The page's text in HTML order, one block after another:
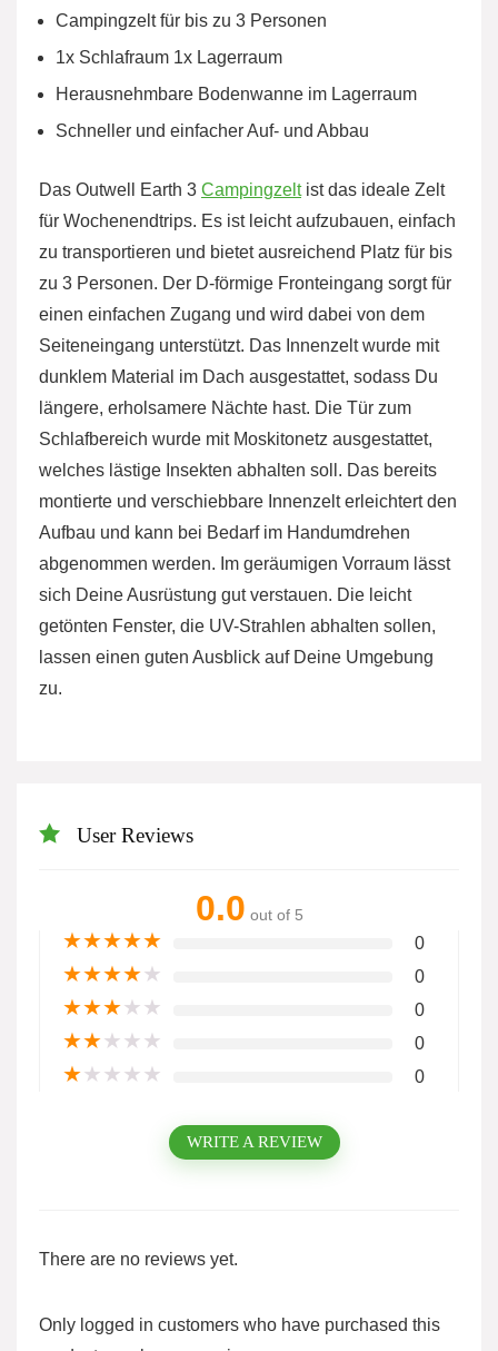
Campingzelt für bis zu 3 Personen
1x Schlafraum 1x Lagerraum
Herausnehmbare Bodenwanne im Lagerraum
Schneller und einfacher Auf- und Abbau
Das Outwell Earth 3 Campingzeltist das ideale Zelt
für Wochenendtrips. Es ist leicht aufzubauen, einfach
zu transportieren und bietet ausreichend Platz für bis
zu 3 Personen. Der D-förmige Fronteingang sorgt für
einen einfachen Zugang und wird dabei von dem
Seiteneingang unterstützt. Das Innenzelt wurde mit
dunklem Material im Dach ausgestattet, sodass Du
längere, erholsamere Nächte hast. Die Tür zum
Schlafbereich wurde mit Moskitonetz ausgestattet,
welches lästige Insekten abhalten soll. Das bereits
montierte und verschiebbare Innenzelt erleichtert den
Aufbau und kann bei Bedarf im Handumdrehen
abgenommen werden. Im geräumigen Vorraum lässt
sich Deine Ausrüstung gut verstauen. Die leicht
getönten Fenster, die UV-Strahlen abhalten sollen,
lassen einen guten Ausblick auf Deine Umgebung
zu.
User Reviews
0.0 out of 5
★★★★★ 0
★★★★★ 0
★★★★★ 0
★★★★★ 0
★★★★★ 0
WRITE A REVIEW
There are no reviews yet.
Only logged in customers who have purchased this